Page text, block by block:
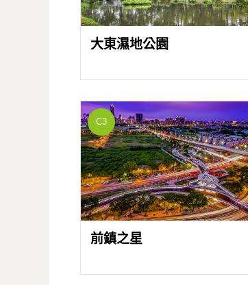
大東濕地公園
C3
前鎮之星